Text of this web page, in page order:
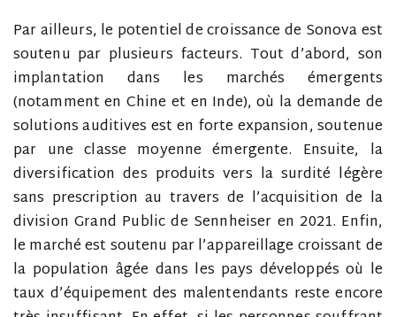
Par ailleurs, le potentiel de croissance de Sonova est
soutenu par plusieurs facteurs. Tout d’abord, son
implantation dans les marchés émergents
(notamment en Chine et en Inde), où la demande de
solutions auditives est en forte expansion, soutenue
par une classe moyenne émergente. Ensuite, la
diversification des produits vers la surdité légère
sans prescription au travers de l’acquisition de la
division Grand Public de Sennheiser en 2021. Enfin,
le marché est soutenu par l’appareillage croissant de
la population âgée dans les pays développés où le
taux d’équipement des malentendants reste encore